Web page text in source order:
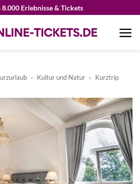
8.000 Erlebnisse & Tickets
» Kultur und Natur » Kurztrip